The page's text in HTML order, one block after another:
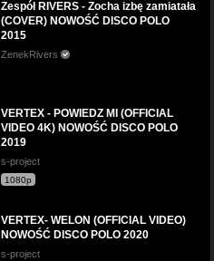
Zespół RIVERS - Zocha izbę zamiatała
(COVER) NOWOŚĆ DISCO POLO
2015
ZenekRivers
VERTEX - POWIEDZ MI (OFFICIAL
VIDEO 4K) NOWOŚĆ DISCO POLO
2019
s-project
1080p
VERTEX- WELON (OFFICIAL VIDEO)
NOWOŚĆ DISCO POLO 2020
s-project